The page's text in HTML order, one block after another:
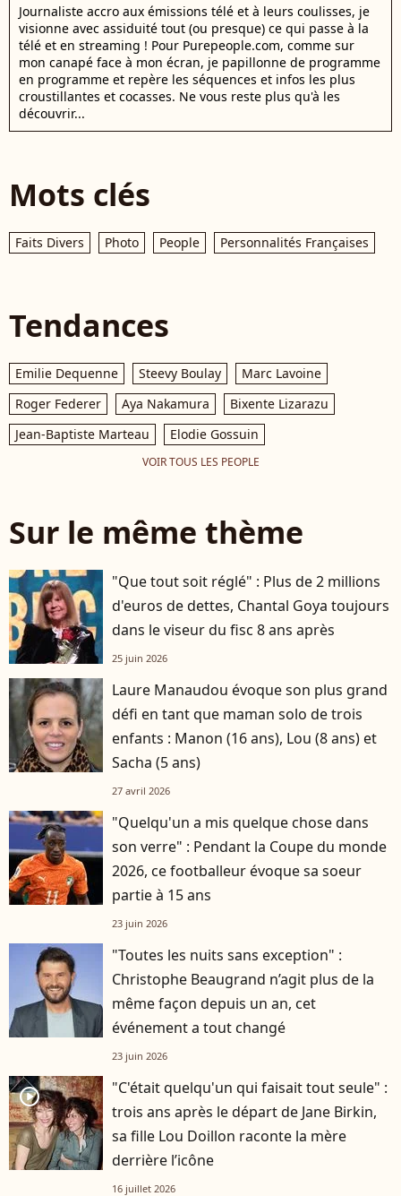
Journaliste accro aux émissions télé et à leurs coulisses, je
visionne avec assiduité tout (ou presque) ce qui passe à la
télé et en streaming ! Pour Purepeople.com, comme sur
mon canapé face à mon écran, je papillonne de programme
en programme et repère les séquences et infos les plus
croustillantes et cocasses. Ne vous reste plus qu'à les
découvrir...
Mots clés
Faits Divers Photo People Personnalités Françaises
Tendances
Emilie Dequenne Steevy Boulay
Marc Lavoine
Roger Federer
Aya Nakamura
Bixente Lizarazu
Jean-Baptiste Marteau
Elodie Gossuin
VOIR TOUS LES PEOPLE
Sur le même thème
"Que tout soit réglé" : Plus de 2 millions
d'euros de dettes, Chantal Goya toujours
dans le viseur du fisc 8 ans après
25 juin 2026
Laure Manaudou évoque son plus grand
défi en tant que maman solo de trois
enfants : Manon (16 ans), Lou (8 ans) et
Sacha (5 ans)
27 avril 2026
"Quelqu'un a mis quelque chose dans
son verre" : Pendant la Coupe du monde
2026, ce footballeur évoque sa soeur
partie à 15 ans
23 juin 2026
"Toutes les nuits sans exception" :
Christophe Beaugrand n’agit plus de la
même façon depuis un an, cet
événement a tout changé
23 juin 2026
player2
"C'était quelqu'un qui faisait tout seule" :
trois ans après le départ de Jane Birkin,
sa fille Lou Doillon raconte la mère
derrière l’icône
16 juillet 2026